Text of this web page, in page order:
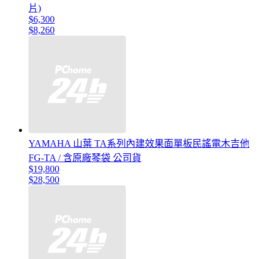
片)
$6,300
$8,260
YAMAHA 山葉 TA系列內建效果面單板民謠電木吉他
FG-TA / 含原廠琴袋 公司貨
$19,800
$28,500